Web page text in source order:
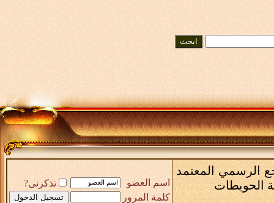
الرسمي المعتمد
الحويطات
اسم العضو
تذكرنى?
كلمة المرور